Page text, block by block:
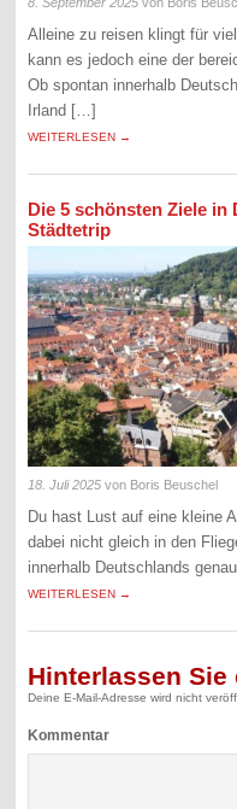
Alleine zu reisen klingt für
kann es jedoch eine der
Ob spontan innerhalb
Irland […]
WEITERLESEN →
Die 5 schönsten Ziele
Städtetrip
18. Juli 2025 von Boris Beuschel
Du hast Lust auf eine kleine
dabei nicht gleich in den
innerhalb Deutschlands
WEITERLESEN →
Hinterlassen Sie
Deine E-Mail-Adresse wird nicht
Kommentar